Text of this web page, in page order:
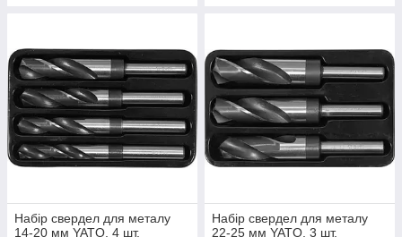
Набір свердел для металу
14-20 мм YATO, 4 шт.
Набір свердел для металу
22-25 мм YATO, 3 шт.